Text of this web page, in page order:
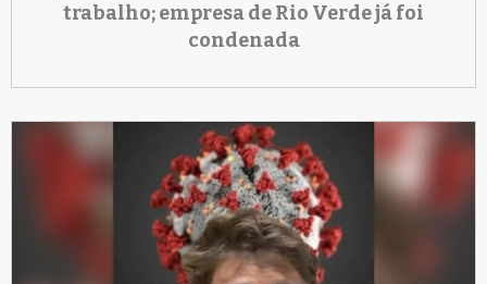
trabalho; empresa de Rio Verde já foi
condenada